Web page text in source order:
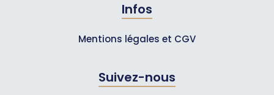
Infos
Mentions légales et CGV
Suivez-nous